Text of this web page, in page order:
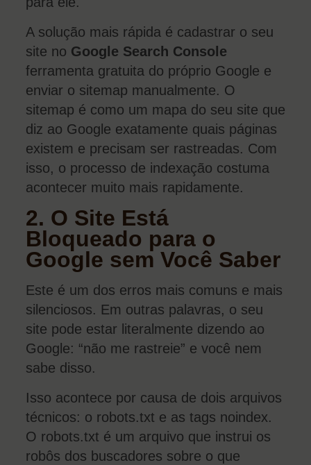
A solução mais rápida é cadastrar o seu
site no Google Search Console
ferramenta gratuita do próprio Google e
enviar o sitemap manualmente. O
sitemap é como um mapa do seu site que
diz ao Google exatamente quais páginas
existem e precisam ser rastreadas. Com
isso, o processo de indexação costuma
acontecer muito mais rapidamente.
2. O Site Está
Bloqueado para o
Google sem Você Saber
Este é um dos erros mais comuns e mais
silenciosos. Em outras palavras, o seu
site pode estar literalmente dizendo ao
Google: “não me rastreie” e você nem
sabe disso.
Isso acontece por causa de dois arquivos
técnicos: o robots.txt e as tags noindex.
O robots.txt é um arquivo que instrui os
robôs dos buscadores sobre o que